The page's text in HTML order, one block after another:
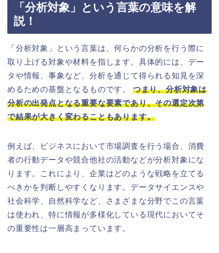
「分析対象」という言葉の意味を解
説！
「分析対象」という言葉は、何らかの分析を行う際に
取り上げる対象や材料を指します。具体的には、デー
タや情報、事象など、分析を通じて得られる知見を深
めるための基盤となるものです。 つまり、分析対象は
分析の出発点となる重要な要素であり、その選定次第
で結果が大きく変わることもあります。
例えば、ビジネスにおいて市場調査を行う場合、消費
者の行動データや競合他社の活動などが分析対象にな
ります。これにより、企業はどのような戦略を立てる
べきかを判断しやすくなります。データサイエンスや
社会科学、自然科学など、さまざまな分野でこの言葉
は使われ、特に情報が多様化している現代においてそ
の重要性は一層高まっています。